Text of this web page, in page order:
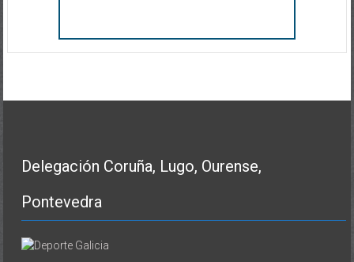
Delegación Coruña, Lugo, Ourense,
Pontevedra